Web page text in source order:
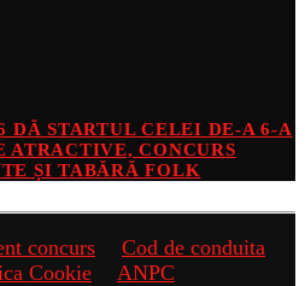
DĂ STARTUL CELEI DE-A 6-A
ATRACTIVE, CONCURS
ȘI TABĂRĂ FOLK
concurs
Cod de conduita
Cookie ANPC